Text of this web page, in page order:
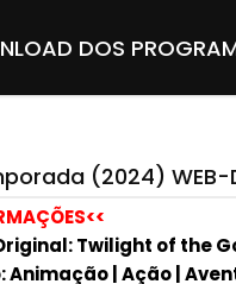
DOS
(2024) WEB-
Twilight of the
Animação | Ação |